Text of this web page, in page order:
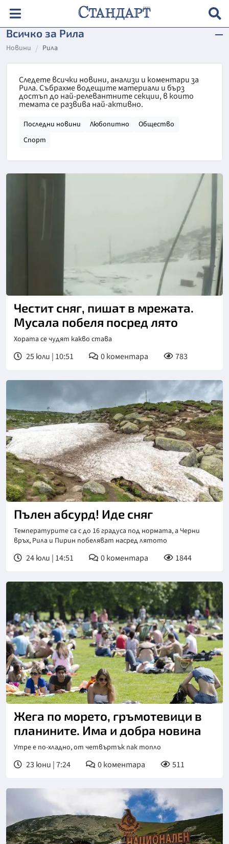
Всичко за Рила
Новини Рила
Следете всички новини, анализи и коментари за
Рила. Събрахме водещите материали и бърз
достъп до най-релевантните секции, в които
темата се развива най-активно.
Последни новини Любопитно
Общество
Спорт
Честит сняг, пишат в мрежата.
Мусала побеля посред лято
Хората се чудят какво става
25 юли | 10:51 0коментара 783
Пълен абсурд! Иде сняг
Температурите са с до 16 градуса под нормата, а Черни
връх, Рила и Пирин побеляват насред лятото
24 юли | 14:51 0коментара 1844
Жега по морето, гръмотевици в
планините. Има и добра новина
Утре е по-хладно, от четвъртък пак топло
23 юни | 7:24 0коментара 511